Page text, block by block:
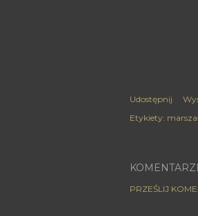
Udostępnij
Etykiety:
PRZEŚLIJ